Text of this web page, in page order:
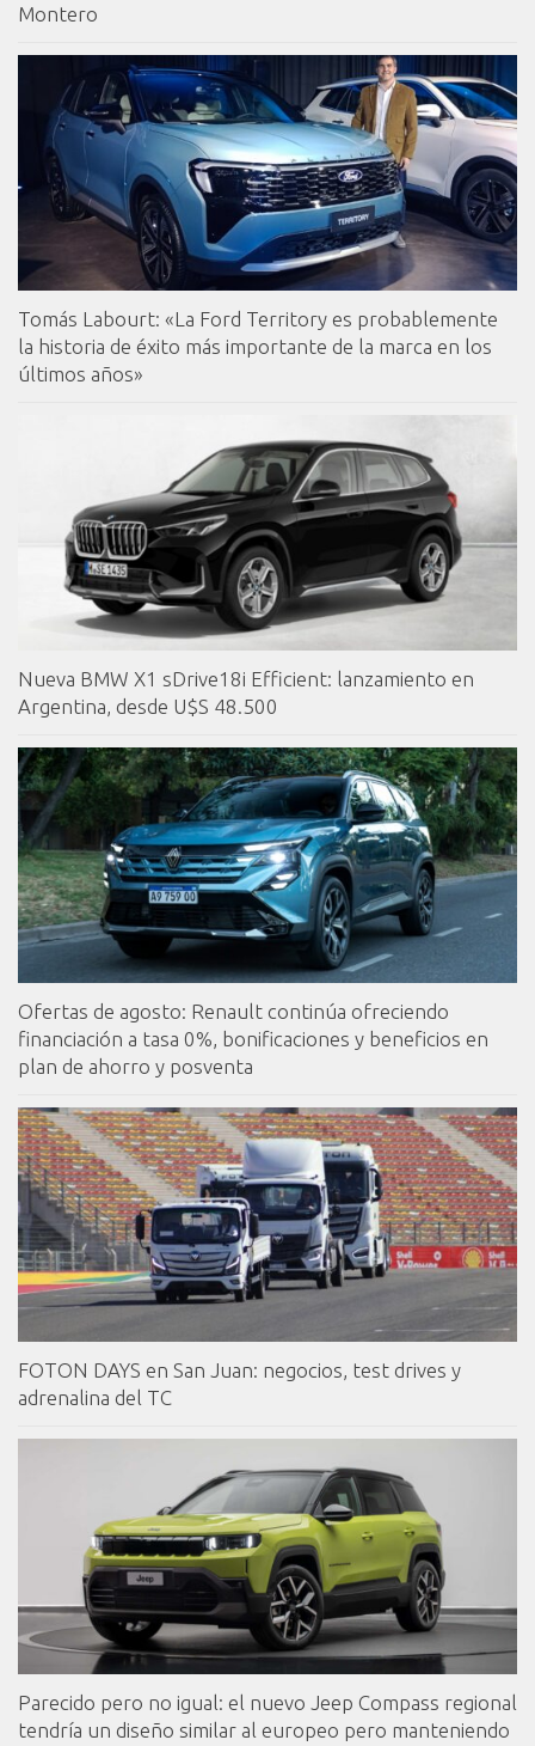
Montero
Tomás Labourt: «La Ford Territory es probablemente
la historia de éxito más importante de la marca en los
últimos años»
Nueva BMW X1 sDrive18i Efficient: lanzamiento en
Argentina, desde U$S 48.500
Ofertas de agosto: Renault continúa ofreciendo
financiación a tasa 0%, bonificaciones y beneficios en
plan de ahorro y posventa
FOTON DAYS en San Juan: negocios, test drives y
adrenalina del TC
Parecido pero no igual: el nuevo Jeep Compass regional
tendría un diseño similar al europeo pero manteniendo